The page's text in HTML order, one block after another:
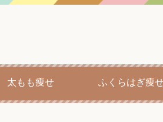
太もも痩せ ふくらはぎ痩